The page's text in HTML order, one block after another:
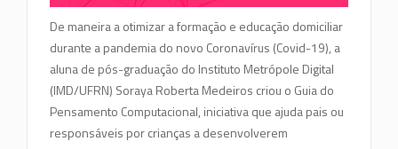
De maneira a otimizar a formação e educação domiciliar
durante a pandemia do novo Coronavírus (Covid-19), a
aluna de pós-graduação do Instituto Metrópole Digital
(IMD/UFRN) Soraya Roberta Medeiros criou o Guia do
Pensamento Computacional, iniciativa que ajuda pais ou
responsáveis por crianças a desenvolverem